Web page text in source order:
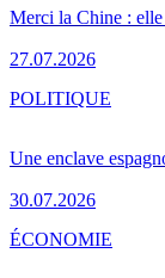
Merci la Chine : elle
27.07.2026
Une enclave
30.07.2026
POLITIQUE
ÉCONOMIE